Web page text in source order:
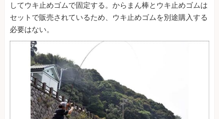
してウキ止めゴムで固定する。からまん棒とウキ止めゴムは
セットで販売されているため、ウキ止めゴムを別途購入する
必要はない。